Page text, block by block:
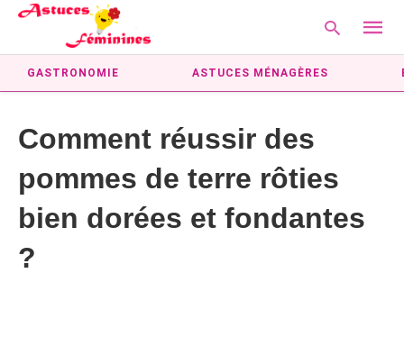
hit
enter:
GASTRONOMIE ASTUCES MÉNAGÈRES
Comment réussir des
pommes de terre rôties
bien dorées et fondantes
?